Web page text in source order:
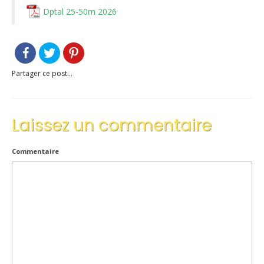
Le règlement intérieur TST
Les réglementations et documents
Les règles de sécurité
Les catégories d’âges FFTIR
Dptal 25-50m 2026
Partager ce post...
Laissez un commentaire
Commentaire